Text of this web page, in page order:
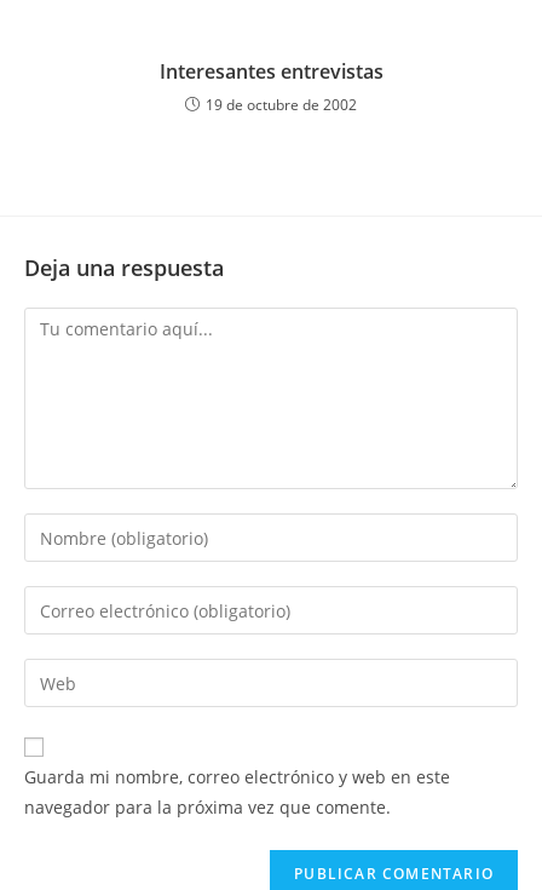
Interesantes entrevistas
19 de octubre de 2002
Deja una respuesta
Comentario
Introduce
tu
nombre
de
usuario
para
comentar
Introduce
tu
dirección
de
electrónico
para
comentar
Introduce
la
URL
de
Guarda mi nombre, correo electrónico y web en este
navegador para la próxima vez que comente.